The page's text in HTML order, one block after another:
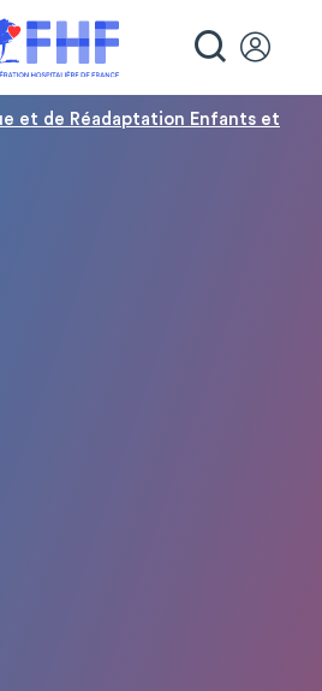
et de Réadaptation Enfants et
cookies